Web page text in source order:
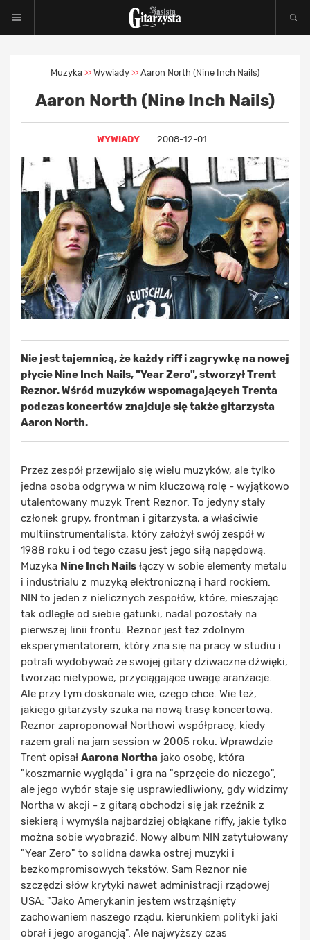
Muzyka >> Wywiady >> Aaron North (Nine Inch Nails)
Aaron North (Nine Inch Nails)
WYWIADY 2008-12-01
Nie jest tajemnicą, że każdy riff i zagrywkę na nowej
płycie Nine Inch Nails, "Year Zero", stworzył Trent
Reznor. Wśród muzyków wspomagających Trenta
podczas koncertów znajduje się także gitarzysta
Aaron North.
Przez zespół przewijało się wielu muzyków, ale tylko
jedna osoba odgrywa w nim kluczową rolę - wyjątkowo
utalentowany muzyk Trent Reznor. To jedyny stały
członek grupy, frontman i gitarzysta, a właściwie
multiinstrumentalista, który założył swój zespół w
1988 roku i od tego czasu jest jego siłą napędową.
Muzyka Nine Inch Nails łączy w sobie elementy metalu
i industrialu z muzyką elektroniczną i hard rockiem.
NIN to jeden z nielicznych zespołów, które, mieszając
tak odległe od siebie gatunki, nadal pozostały na
pierwszej linii frontu. Reznor jest też zdolnym
eksperymentatorem, który zna się na pracy w studiu i
potrafi wydobywać ze swojej gitary dziwaczne dźwięki,
tworząc nietypowe, przyciągające uwagę aranżacje.
Ale przy tym doskonale wie, czego chce. Wie też,
jakiego gitarzysty szuka na nową trasę koncertową.
Reznor zaproponował Northowi współpracę, kiedy
razem grali na jam session w 2005 roku. Wprawdzie
Trent opisał Aarona Northa jako osobę, która
"koszmarnie wygląda" i gra na "sprzęcie do niczego",
ale jego wybór staje się usprawiedliwiony, gdy widzimy
Northa w akcji - z gitarą obchodzi się jak rzeźnik z
siekierą i wymyśla najbardziej obłąkane riffy, jakie tylko
można sobie wyobrazić. Nowy album NIN zatytułowany
"Year Zero" to solidna dawka ostrej muzyki i
bezkompromisowych tekstów. Sam Reznor nie
szczędzi słów krytyki nawet administracji rządowej
USA: "Jako Amerykanin jestem wstrząśnięty
zachowaniem naszego rządu, kierunkiem polityki jaki
obrał i jego arogancją". Ale najwyższy czas